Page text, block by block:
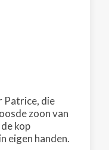
Patrice, die
zoon van
kop
eigen handen.